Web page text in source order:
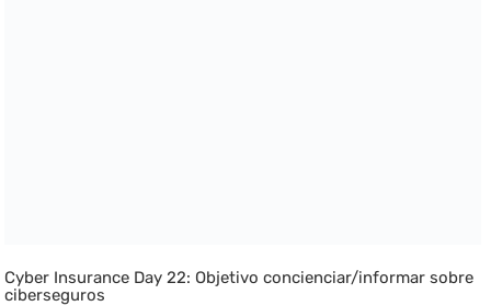
Cyber Insurance Day 22: Objetivo concienciar/informar sobre
ciberseguros